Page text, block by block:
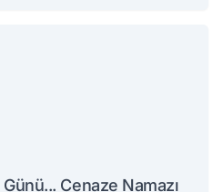
Cenaze Namazı